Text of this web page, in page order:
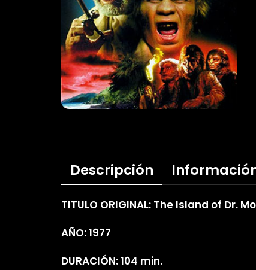
Descripción
TITULO ORIGINAL: The Island of Dr.
AÑO: 1977
DURACIÓN: 104 min.